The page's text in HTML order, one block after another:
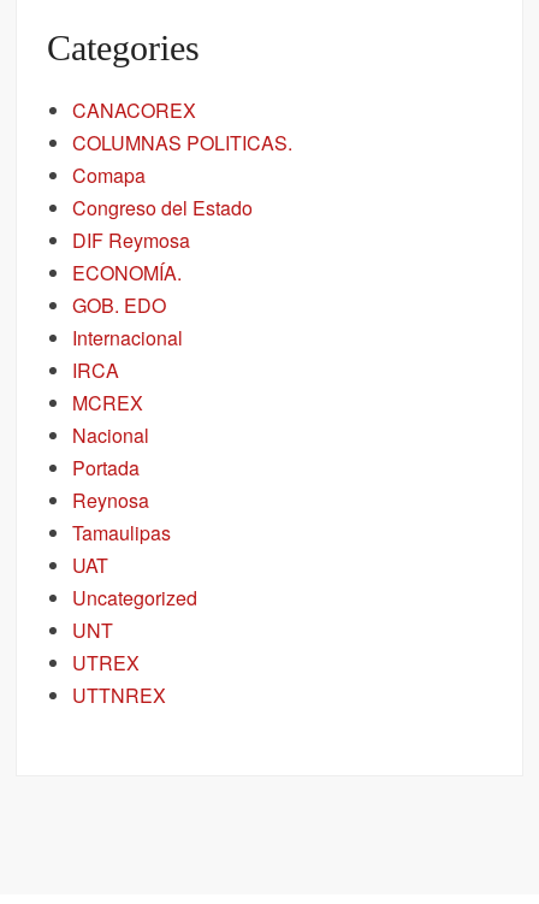
Categories
CANACOREX
COLUMNAS POLITICAS.
Comapa
Congreso del Estado
DIF Reymosa
ECONOMÍA.
GOB. EDO
Internacional
IRCA
MCREX
Nacional
Portada
Reynosa
Tamaulipas
UAT
Uncategorized
UNT
UTREX
UTTNREX